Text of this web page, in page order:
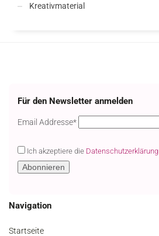
Kreativmaterial
Für den Newsletter anmelden
Email Addresse*
Ich akzeptiere die Datenschutzerklärung
Navigation
Startseite